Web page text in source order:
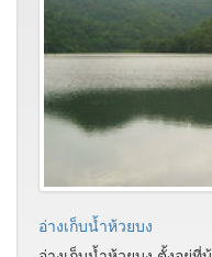
อ่างเก็บน้ำห้วยบง